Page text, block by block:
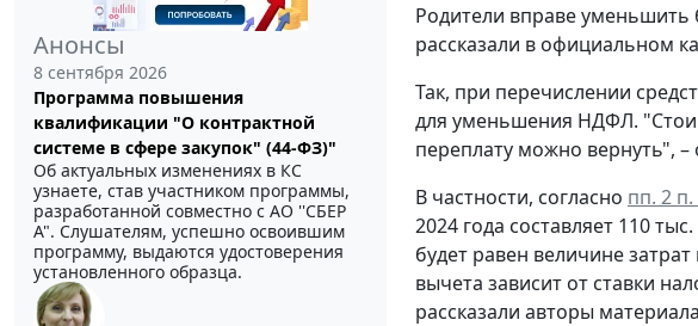
Анонсы
8 сентября 2026
Программа повышения
квалификации "О контрактной
системе в сфере закупок" (44-ФЗ)"
Об актуальных изменениях в КС
узнаете, став участником программы,
разработанной совместно с АО ''СБЕР
А". Слушателям, успешно освоившим
программу, выдаются удостоверения
установленного образца.
Родители вправе уменьшить
рассказали в официальном
Так, при перечислении
для уменьшения НДФЛ.
переплату можно вернуть",
В частности, согласно пп. 2 п.
2024 года составляет 110
будет равен величине
вычета зависит от ставки
рассказали авторы